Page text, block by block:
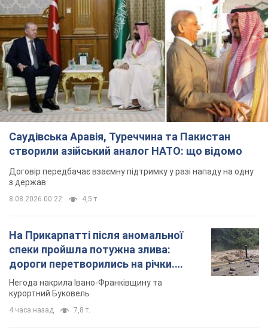
Саудівська Аравія, Туреччина та Пакистан
створили азійський аналог НАТО: що відомо
Договір передбачає взаємну підтримку у разі нападу на одну
з держав
8.08.2026 00:22 4,5 т.
На Прикарпатті після аномальної
спеки пройшла потужна злива:
дороги перетворились на річки.
Відео
Негода накрила Івано-Франківщину та
курортний Буковель
4 часа назад 7,8 т.